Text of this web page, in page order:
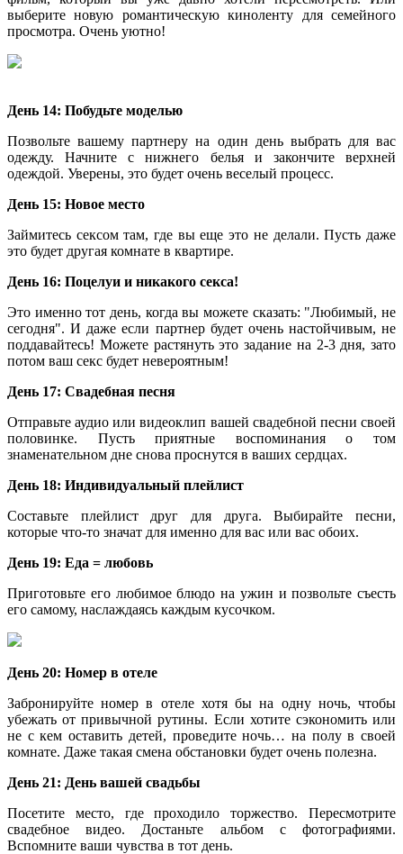
выберите новую романтическую киноленту для семейного
просмотра. Очень уютно!
День 14: Побудьте моделью
Позвольте вашему партнеру на один день выбрать для вас
одежду. Начните с нижнего белья и закончите верхней
одеждой. Уверены, это будет очень веселый процесс.
День 15: Новое место
Займитесь сексом там, где вы еще это не делали. Пусть даже
это будет другая комнате в квартире.
День 16: Поцелуи и никакого секса!
Это именно тот день, когда вы можете сказать: "Любимый, не
сегодня". И даже если партнер будет очень настойчивым, не
поддавайтесь! Можете растянуть это задание на 2-3 дня, зато
потом ваш секс будет невероятным!
День 17: Свадебная песня
Отправьте аудио или видеоклип вашей свадебной песни своей
половинке. Пусть приятные воспоминания о том
знаменательном дне снова проснутся в ваших сердцах.
День 18: Индивидуальный плейлист
Составьте плейлист друг для друга. Выбирайте песни,
которые что-то значат для именно для вас или вас обоих.
День 19: Еда = любовь
Приготовьте его любимое блюдо на ужин и позвольте съесть
его самому, наслаждаясь каждым кусочком.
День 20: Номер в отеле
Забронируйте номер в отеле хотя бы на одну ночь, чтобы
убежать от привычной рутины. Если хотите сэкономить или
не с кем оставить детей, проведите ночь… на полу в своей
комнате. Даже такая смена обстановки будет очень полезна.
День 21: День вашей свадьбы
Посетите место, где проходило торжество. Пересмотрите
свадебное видео. Достаньте альбом с фотографиями.
Вспомните ваши чувства в тот день.